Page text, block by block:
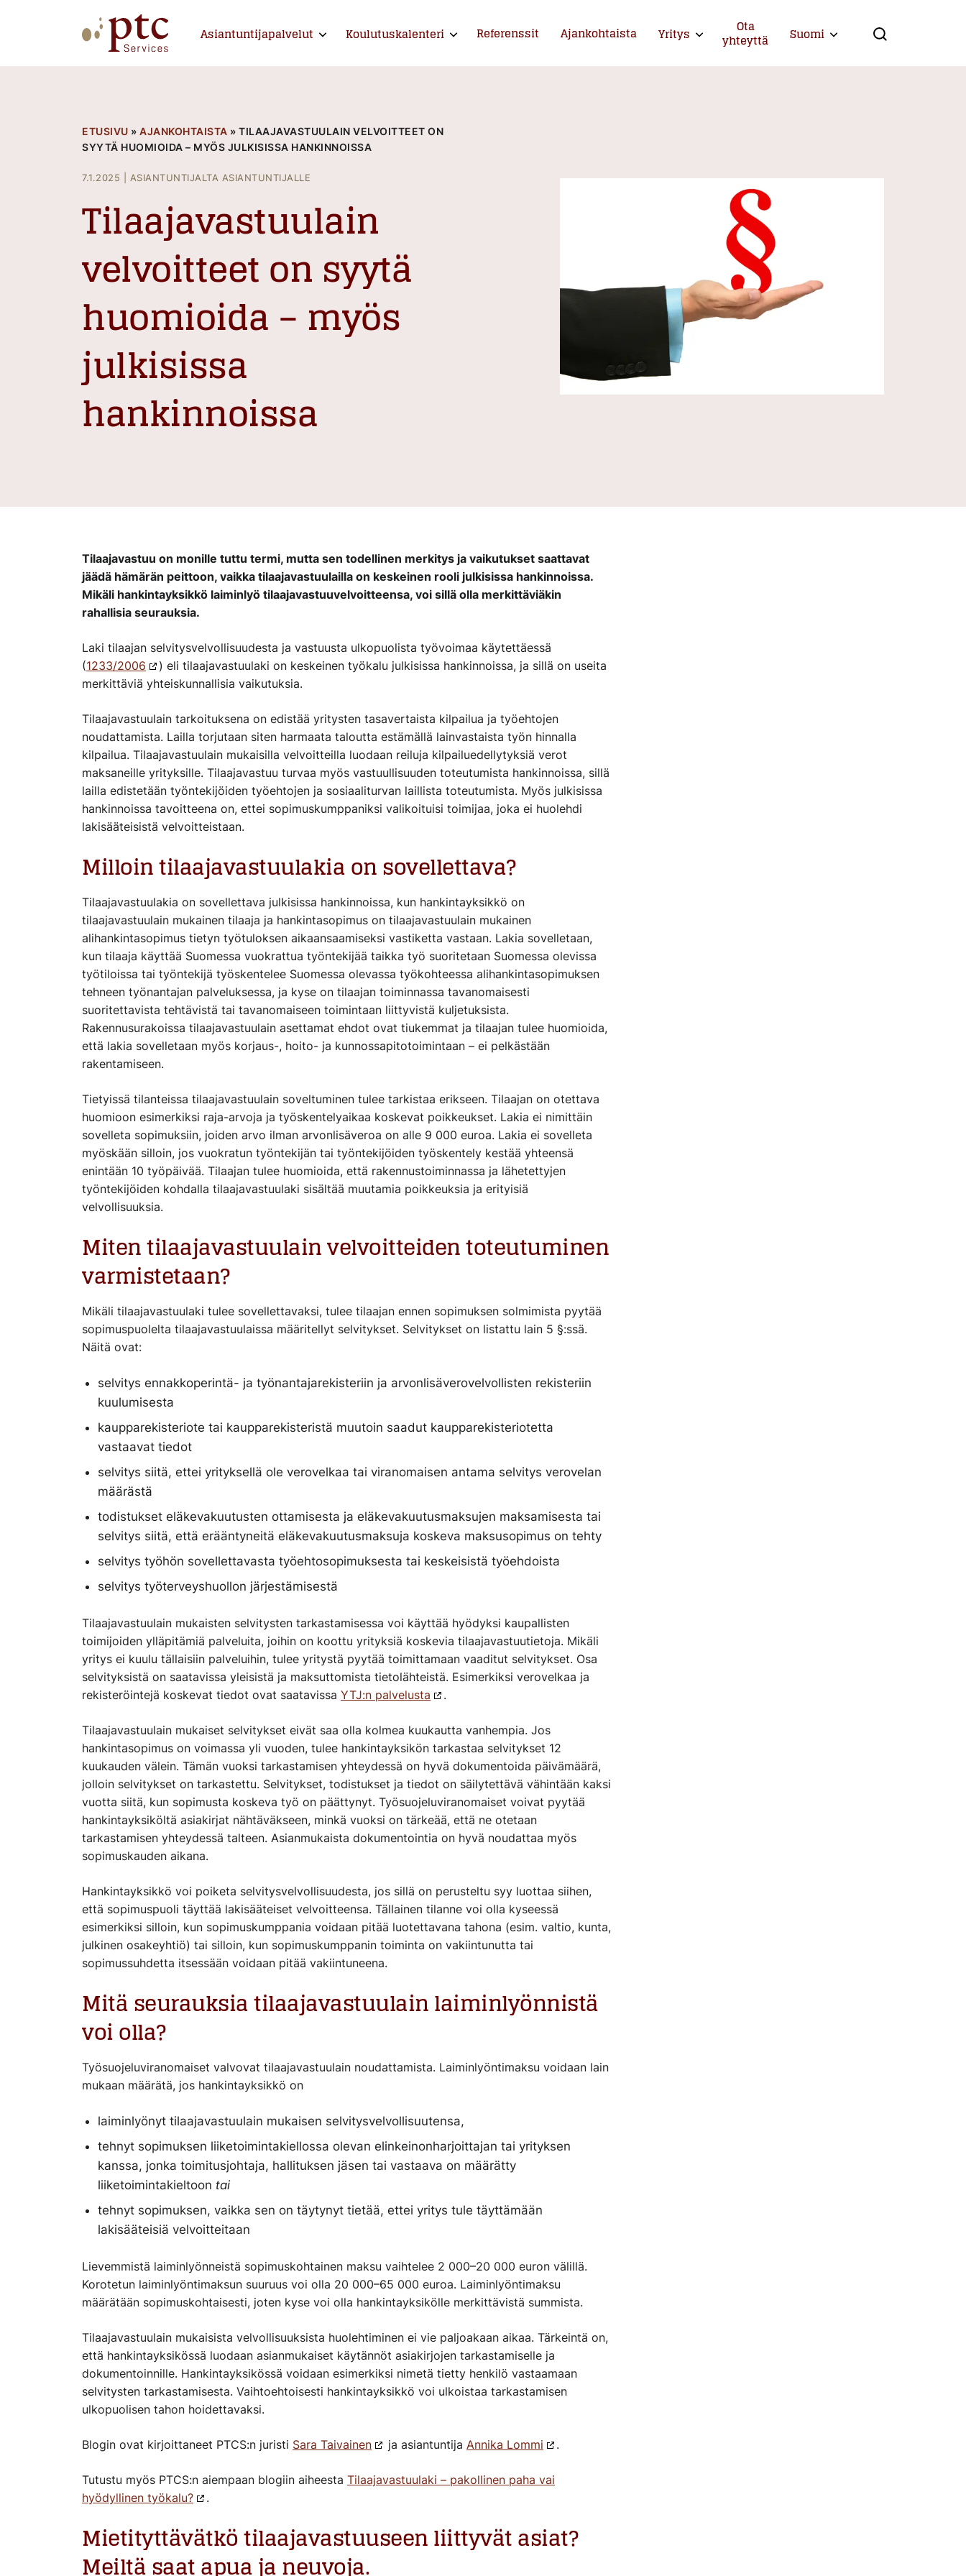
Asiantuntijapalvelut Expand child menu
Koulutuskalenteri Expand child menu
Referenssit Ajankohtaista Yritys Expand child menu
Ota
yhteyttä Suomi Expand child menu
ETUSIVU » AJANKOHTAISTA » TILAAJAVASTUULAIN VELVOITTEET ON
SYYTÄ HUOMIOIDA – MYÖS JULKISISSA HANKINNOISSA
7.1.2025 ASIANTUNTIJALTA ASIANTUNTIJALLE
Tilaajavastuulain
velvoitteet on syytä
huomioida – myös
julkisissa
hankinnoissa
Tilaajavastuu on monille tuttu termi, mutta sen todellinen merkitys ja vaikutukset saattavat
jäädä hämärän peittoon, vaikka tilaajavastuulailla on keskeinen rooli julkisissa hankinnoissa.
Mikäli hankintayksikkö laiminlyö tilaajavastuuvelvoitteensa, voi sillä olla merkittäviäkin
rahallisia seurauksia.
Laki tilaajan selvitysvelvollisuudesta ja vastuusta ulkopuolista työvoimaa käytettäessä
(1233/2006
) eli tilaajavastuulaki on keskeinen työkalu julkisissa hankinnoissa, ja sillä on useita
merkittäviä yhteiskunnallisia vaikutuksia.
Tilaajavastuulain tarkoituksena on edistää yritysten tasavertaista kilpailua ja työehtojen
noudattamista. Lailla torjutaan siten harmaata taloutta estämällä lainvastaista työn hinnalla
kilpailua. Tilaajavastuulain mukaisilla velvoitteilla luodaan reiluja kilpailuedellytyksiä verot
maksaneille yrityksille. Tilaajavastuu turvaa myös vastuullisuuden toteutumista hankinnoissa, sillä
lailla edistetään työntekijöiden työehtojen ja sosiaaliturvan laillista toteutumista. Myös julkisissa
hankinnoissa tavoitteena on, ettei sopimuskumppaniksi valikoituisi toimijaa, joka ei huolehdi
lakisääteisistä velvoitteistaan.
Milloin tilaajavastuulakia on sovellettava?
Tilaajavastuulakia on sovellettava julkisissa hankinnoissa, kun hankintayksikkö on
tilaajavastuulain mukainen tilaaja ja hankintasopimus on tilaajavastuulain mukainen
alihankintasopimus tietyn työtuloksen aikaansaamiseksi vastiketta vastaan. Lakia sovelletaan,
kun tilaaja käyttää Suomessa vuokrattua työntekijää taikka työ suoritetaan Suomessa olevissa
työtiloissa tai työntekijä työskentelee Suomessa olevassa työkohteessa alihankintasopimuksen
tehneen työnantajan palveluksessa, ja kyse on tilaajan toiminnassa tavanomaisesti
suoritettavista tehtävistä tai tavanomaiseen toimintaan liittyvistä kuljetuksista.
Rakennusurakoissa tilaajavastuulain asettamat ehdot ovat tiukemmat ja tilaajan tulee huomioida,
että lakia sovelletaan myös korjaus-, hoito- ja kunnossapitotoimintaan – ei pelkästään
rakentamiseen.
Tietyissä tilanteissa tilaajavastuulain soveltuminen tulee tarkistaa erikseen. Tilaajan on otettava
huomioon esimerkiksi raja-arvoja ja työskentelyaikaa koskevat poikkeukset. Lakia ei nimittäin
sovelleta sopimuksiin, joiden arvo ilman arvonlisäveroa on alle 9 000 euroa. Lakia ei sovelleta
myöskään silloin, jos vuokratun työntekijän tai työntekijöiden työskentely kestää yhteensä
enintään 10 työpäivää. Tilaajan tulee huomioida, että rakennustoiminnassa ja lähetettyjen
työntekijöiden kohdalla tilaajavastuulaki sisältää muutamia poikkeuksia ja erityisiä
velvollisuuksia.
Miten tilaajavastuulain velvoitteiden toteutuminen
varmistetaan?
Mikäli tilaajavastuulaki tulee sovellettavaksi, tulee tilaajan ennen sopimuksen solmimista pyytää
sopimuspuolelta tilaajavastuulaissa määritellyt selvitykset. Selvitykset on listattu lain 5 §:ssä.
Näitä ovat:
selvitys ennakkoperintä- ja työnantajarekisteriin ja arvonlisäverovelvollisten rekisteriin
kuulumisesta
kaupparekisteriote tai kaupparekisteristä muutoin saadut kaupparekisteriotetta
vastaavat tiedot
selvitys siitä, ettei yrityksellä ole verovelkaa tai viranomaisen antama selvitys verovelan
määrästä
todistukset eläkevakuutusten ottamisesta ja eläkevakuutusmaksujen maksamisesta tai
selvitys siitä, että erääntyneitä eläkevakuutusmaksuja koskeva maksusopimus on tehty
selvitys työhön sovellettavasta työehtosopimuksesta tai keskeisistä työehdoista
selvitys työterveyshuollon järjestämisestä
Tilaajavastuulain mukaisten selvitysten tarkastamisessa voi käyttää hyödyksi kaupallisten
toimijoiden ylläpitämiä palveluita, joihin on koottu yrityksiä koskevia tilaajavastuutietoja. Mikäli
yritys ei kuulu tällaisiin palveluihin, tulee yritystä pyytää toimittamaan vaaditut selvitykset. Osa
selvityksistä on saatavissa yleisistä ja maksuttomista tietolähteistä. Esimerkiksi verovelkaa ja
rekisteröintejä koskevat tiedot ovat saatavissa YTJ:n palvelusta .
Tilaajavastuulain mukaiset selvitykset eivät saa olla kolmea kuukautta vanhempia. Jos
hankintasopimus on voimassa yli vuoden, tulee hankintayksikön tarkastaa selvitykset 12
kuukauden välein. Tämän vuoksi tarkastamisen yhteydessä on hyvä dokumentoida päivämäärä,
jolloin selvitykset on tarkastettu. Selvitykset, todistukset ja tiedot on säilytettävä vähintään kaksi
vuotta siitä, kun sopimusta koskeva työ on päättynyt. Työsuojeluviranomaiset voivat pyytää
hankintayksiköltä asiakirjat nähtäväkseen, minkä vuoksi on tärkeää, että ne otetaan
tarkastamisen yhteydessä talteen. Asianmukaista dokumentointia on hyvä noudattaa myös
sopimuskauden aikana.
Hankintayksikkö voi poiketa selvitysvelvollisuudesta, jos sillä on perusteltu syy luottaa siihen,
että sopimuspuoli täyttää lakisääteiset velvoitteensa. Tällainen tilanne voi olla kyseessä
esimerkiksi silloin, kun sopimuskumppania voidaan pitää luotettavana tahona (esim. valtio, kunta,
julkinen osakeyhtiö) tai silloin, kun sopimuskumppanin toiminta on vakiintunutta tai
sopimussuhdetta itsessään voidaan pitää vakiintuneena.
Mitä seurauksia tilaajavastuulain laiminlyönnistä
voi olla?
Työsuojeluviranomaiset valvovat tilaajavastuulain noudattamista. Laiminlyöntimaksu voidaan lain
mukaan määrätä, jos hankintayksikkö on
laiminlyönyt tilaajavastuulain mukaisen selvitysvelvollisuutensa,
tehnyt sopimuksen liiketoimintakiellossa olevan elinkeinonharjoittajan tai yrityksen
kanssa, jonka toimitusjohtaja, hallituksen jäsen tai vastaava on määrätty
liiketoimintakieltoon tai
tehnyt sopimuksen, vaikka sen on täytynyt tietää, ettei yritys tule täyttämään
lakisääteisiä velvoitteitaan
Lievemmistä laiminlyönneistä sopimuskohtainen maksu vaihtelee 2 000–20 000 euron välillä.
Korotetun laiminlyöntimaksun suuruus voi olla 20 000–65 000 euroa. Laiminlyöntimaksu
määrätään sopimuskohtaisesti, joten kyse voi olla hankintayksikölle merkittävistä summista.
Tilaajavastuulain mukaisista velvollisuuksista huolehtiminen ei vie paljoakaan aikaa. Tärkeintä on,
että hankintayksikössä luodaan asianmukaiset käytännöt asiakirjojen tarkastamiselle ja
dokumentoinnille. Hankintayksikössä voidaan esimerkiksi nimetä tietty henkilö vastaamaan
selvitysten tarkastamisesta. Vaihtoehtoisesti hankintayksikkö voi ulkoistaa tarkastamisen
ulkopuolisen tahon hoidettavaksi.
Blogin ovat kirjoittaneet PTCS:n juristi Sara Taivainen ja asiantuntija Annika Lommi .
Tutustu myös PTCS:n aiempaan blogiin aiheesta Tilaajavastuulaki – pakollinen paha vai
hyödyllinen työkalu?
.
Mietityttävätkö tilaajavastuuseen liittyvät asiat?
Meiltä saat apua ja neuvoja.